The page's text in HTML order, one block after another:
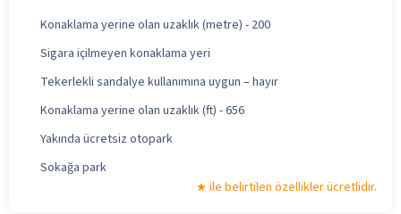
Konaklama yerine olan uzaklık (metre) - 200
Sigara içilmeyen konaklama yeri
Tekerlekli sandalye kullanımına uygun – hayır
Konaklama yerine olan uzaklık (ft) - 656
Yakında ücretsiz otopark
Sokağa park
ile belirtilen özellikler ücretlidir.